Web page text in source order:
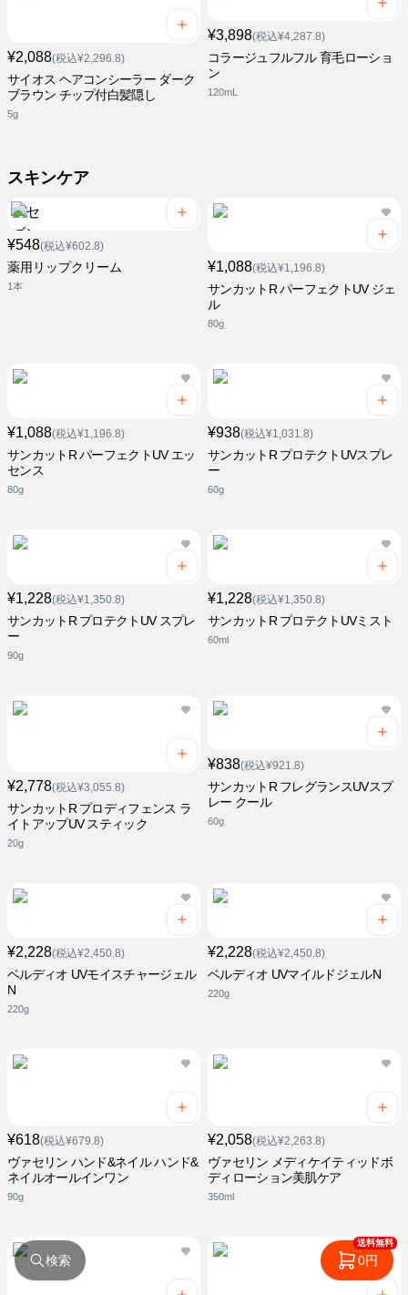
¥2,088(税込¥2,296.8)
サイオス ヘアコンシーラー ダーク
ブラウン チップ付白髪隠し
5g
¥3,898(税込¥4,287.8)
コラージュフルフル 育毛ローショ
ン
120mL
スキンケア
¥548(税込¥602.8)
薬用リップクリーム
1本
¥1,088(税込¥1,196.8)
サンカットR パーフェクトUV ジェ
ル
80g
¥1,088(税込¥1,196.8)
サンカットR パーフェクトUV エッ
センス
80g
¥938(税込¥1,031.8)
サンカットR プロテクトUVスプレ
ー
60g
¥1,228(税込¥1,350.8)
サンカットR プロテクトUV スプレ
ー
90g
¥1,228(税込¥1,350.8)
サンカットR プロテクトUVミスト
60ml
¥2,778(税込¥3,055.8)
サンカットR プロディフェンス ラ
イトアップUV スティック
20g
¥838(税込¥921.8)
サンカットR フレグランスUVスプ
レー クール
60g
¥2,228(税込¥2,450.8)
ベルディオ UVモイスチャージェル
N
220g
¥2,228(税込¥2,450.8)
ベルディオ UVマイルドジェルN
220g
¥618(税込¥679.8)
ヴァセリン ハンド&ネイル ハンド&
ネイルオールインワン
90g
¥2,058(税込¥2,263.8)
ヴァセリン メディケイティッドボ
ディローション美肌ケア
350ml
検索
送料無料
0円